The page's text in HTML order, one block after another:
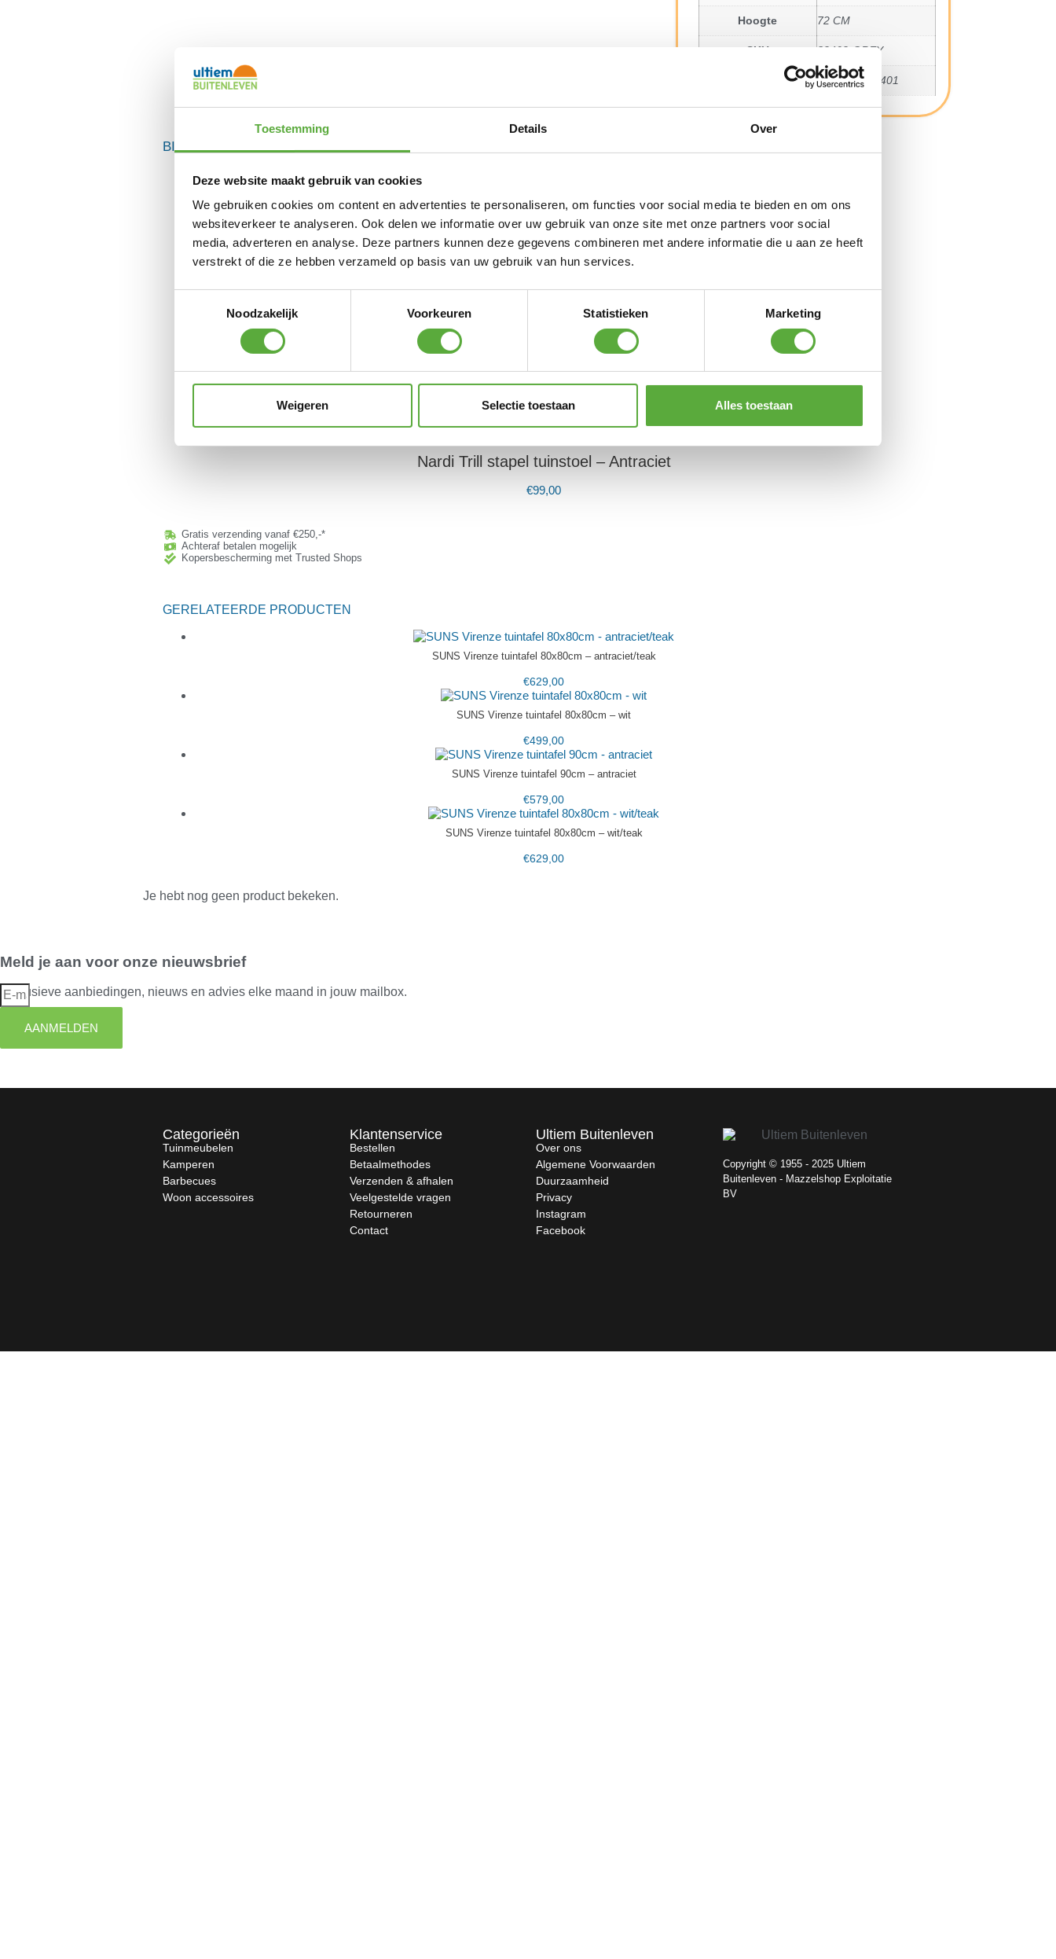
Toestemming Details Over
Deze website maakt gebruik van cookies
We gebruiken cookies om content en advertenties te personaliseren, om functies voor social media te bieden en om ons
websiteverkeer te analyseren. Ook delen we informatie over uw gebruik van onze site met onze partners voor social
media, adverteren en analyse. Deze partners kunnen deze gegevens combineren met andere informatie die u aan ze heeft
verstrekt of die ze hebben verzameld op basis van uw gebruik van hun services.
Noodzakelijk
Voorkeuren Statistieken Marketing
Weigeren Selectie toestaan Alles toestaan
Hoogte 72 CM
SKU 82402-GREY
8720289834401
BIJPASSENDE ACCESSOIRES EN ALTERNATIEVE PRODUCTEN
Julia HPL klaptafel 70x70cm – Hout look
€249,00
Rattie stapelbare tuinstoel Zwart
€69,95
Rattie stapelbare tuinstoel Beige
€109,00
Nardi Trill stapel tuinstoel – Antraciet
€99,00
Gratis verzending vanaf €250,-*
Achteraf betalen mogelijk
Kopersbescherming met Trusted Shops
GERELATEERDE PRODUCTEN
SUNS Virenze tuintafel 80x80cm – antraciet/teak
€629,00
SUNS Virenze tuintafel 80x80cm – wit
€499,00
SUNS Virenze tuintafel 90cm – antraciet
€579,00
SUNS Virenze tuintafel 80x80cm – wit/teak
€629,00
Je hebt nog geen product bekeken.
Meld je aan voor onze nieuwsbrief
Exclusieve aanbiedingen, nieuws en advies elke maand in jouw mailbox.
AANMELDEN
Categorieën
Tuinmeubelen
Kamperen
Barbecues
Woon accessoires
Klantenservice
Bestellen
Betaalmethodes
Verzenden & afhalen
Veelgestelde vragen
Retourneren
Contact
Ultiem Buitenleven
Over ons
Algemene Voorwaarden
Duurzaamheid
Privacy
Instagram
Facebook
Copyright © 1955 - 2025 Ultiem
Buitenleven - Mazzelshop Exploitatie
BV